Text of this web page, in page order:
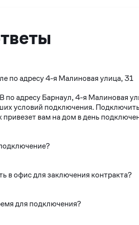
по адресу 4-я Малиновая улица, 31
по адресу Барнаул, 4-я Малиновая
условий подключения.
вам на дом в день
в офис для заключения контракта?
для подключения?